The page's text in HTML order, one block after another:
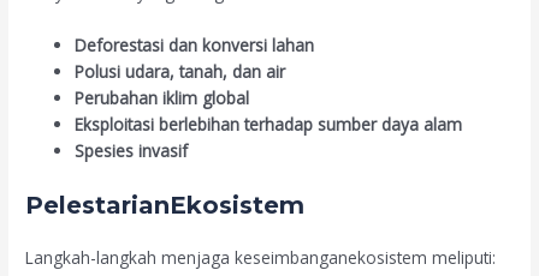
Deforestasi dan konversi lahan
Polusi udara, tanah, dan air
Perubahan iklim global
Eksploitasi berlebihan terhadap sumber daya alam
Spesies invasif
PelestarianEkosistem
Langkah-langkah menjaga keseimbanganekosistem meliputi: